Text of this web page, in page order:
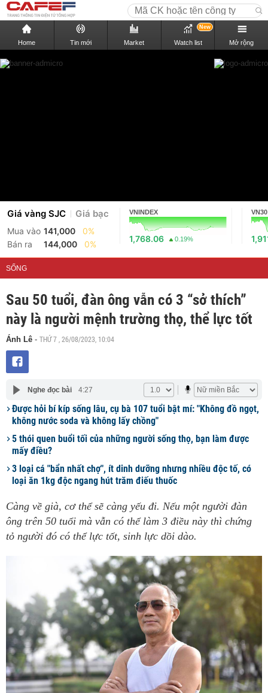
Home Tin mới Market Watch list
New
Mở rộng
Giá vàng SJC Giá bạc
Mua vào 141,000
0%
Bán ra
144,000 0%
VNINDEX
1,768.06 0.19%
VN30
SỐNG
Sau 50 tuổi, đàn ông vẫn có 3 “sở thích”
này là người mệnh trường thọ, thể lực tốt
Ánh Lê - THỨ 7 , 26/08/2023, 10:04
Nghe đọc bài 4:27
Được hỏi bí kíp sống lâu, cụ bà 107 tuổi bật mí: "Không đồ ngọt,
không nước soda và không lấy chồng"
5 thói quen buổi tối của những người sống thọ, bạn làm được
mấy điều?
3 loại cá "bẩn nhất chợ", ít dinh dưỡng nhưng nhiều độc tố, có
loại ăn 1kg độc ngang hút trăm điếu thuốc
Càng về già, cơ thể sẽ càng yếu đi. Nếu một người đàn
ông trên 50 tuổi mà vẫn có thể làm 3 điều này thì chứng
tỏ người đó có thể lực tốt, sinh lực dồi dào.